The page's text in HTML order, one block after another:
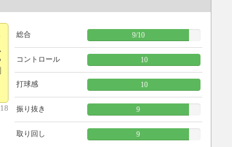
総合 9/10
コントロール 10
打球感 10
振り抜き 9
取り回し 9